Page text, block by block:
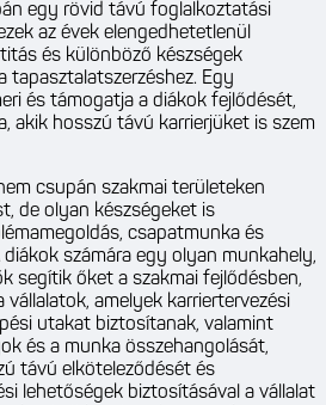
egy rövid távú foglalkoztatási
az évek elengedhetetlenül
és különböző készségek
tapasztalatszerzéshez. Egy
és támogatja a diákok fejlődését,
akik hosszú távú karrierjüket is szem
csupán szakmai területeken
de olyan készségeket is
csapatmunka és
számára egy olyan munkahely,
segítik őket a szakmai fejlődésben,
vállalatok, amelyek karriertervezési
utakat biztosítanak, valamint
és a munka összehangolását,
távú elköteleződését és
lehetőségek biztosításával a vállalat